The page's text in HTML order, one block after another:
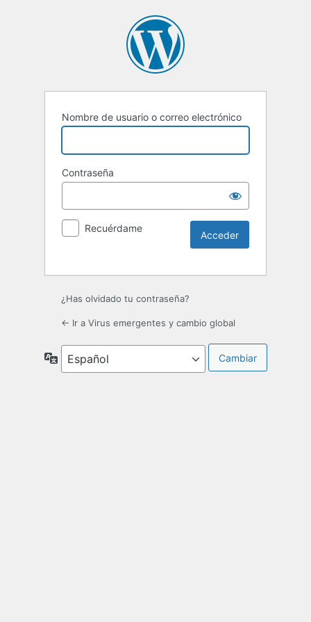
Nombre de usuario o correo electrónico
Contraseña
Recuérdame
¿Has olvidado tu contraseña?
← Ir a Virus emergentes y cambio global
Idioma